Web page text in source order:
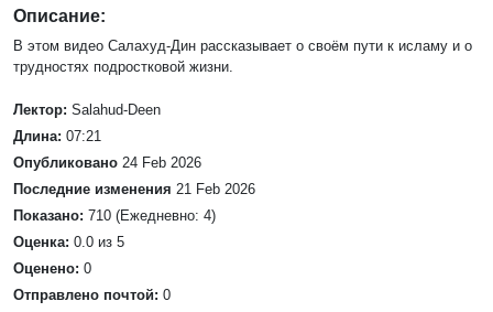
Описание:
В этом видео Салахуд-Дин рассказывает о своём пути к исламу и о
трудностях подростковой жизни.
Лектор: Salahud-Deen
Длина: 07:21
Опубликовано 24 Feb 2026
Последние изменения 21 Feb 2026
Показано: 710 (Ежедневно: 4)
Оценка: 0.0 из 5
Оценено: 0
Отправлено почтой: 0